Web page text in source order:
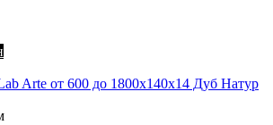
Arte от 600 до 1800х140х14 Дуб Натур